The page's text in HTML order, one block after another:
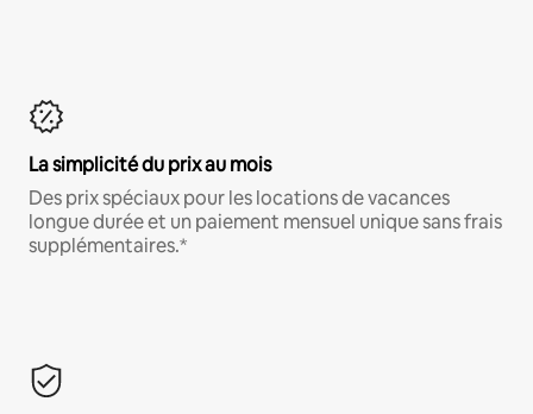
La simplicité du prix au mois
Des prix spéciaux pour les locations de vacances
longue durée et un paiement mensuel unique sans frais
supplémentaires.*